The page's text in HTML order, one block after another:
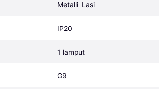
Metalli, Lasi
IP20
1 lamput
G9